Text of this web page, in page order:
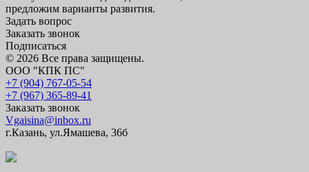
предложим варианты развития.
Задать вопрос
Заказать звонок
Подписаться
© 2026 Все права защищены.
ООО "КПК ПС"
+7 (904) 767-05-54
+7 (967) 365-89-41
Заказать звонок
Vgaisina@inbox.ru
г.Казань, ул.Ямашева, 36б